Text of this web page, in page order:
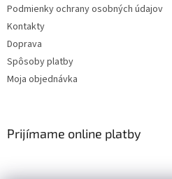
Podmienky ochrany osobných údajov
Kontakty
Doprava
Spôsoby platby
Moja objednávka
Prijímame online platby